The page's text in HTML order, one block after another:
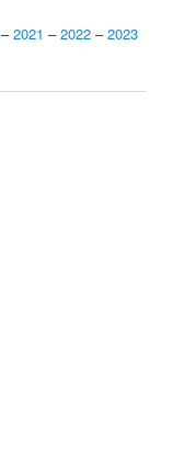
–2021 –2022 –2023